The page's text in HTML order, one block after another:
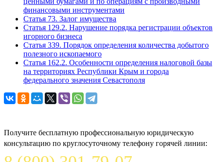
финансовыми инструментами
Статья 73. Залог имущества
Статья 129.2. Нарушение порядка регистрации объектов
игорного бизнеса
Статья 339. Порядок определения количества добытого
полезного ископаемого
Статья 162.2. Особенности определения налоговой базы
на территориях Республики Крым и города
федерального значения Севастополя
Получите бесплатную профессиональную юридическую
консультацию по круглосуточному телефону горячей линии: